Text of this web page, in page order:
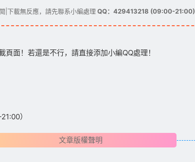
|下載無反應，請先聯系小編處理 QQ：429413218 (09:00-21:00)
面！若還是不行，請直接添加小編QQ處理！
）
文章版權聲明